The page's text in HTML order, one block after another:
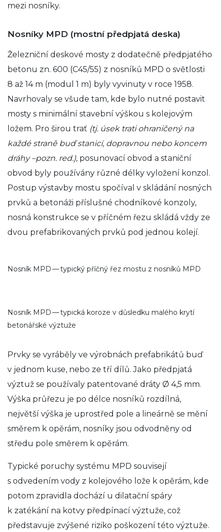
mezi nosníky.
Nosníky MPD (mostní předpjatá deska)
Železniční deskové mosty z dodatečně předpjatého
betonu zn. 600 (C45/55) z nosníků MPD o světlosti
8 až 14 m (modul 1 m) byly vyvinuty v roce 1958.
Navrhovaly se všude tam, kde bylo nutné postavit
mosty s minimální stavební výškou s kolejovým
ložem. Pro širou trať (tj. úsek trati ohraničený na
každé straně buď stanicí, dopravnou nebo koncem
dráhy –pozn. red.), posunovací obvod a staniční
obvod byly používány různé délky vyložení konzol.
Postup výstavby mostu spočíval v skládání nosných
prvků a betonáži příslušné chodníkové konzoly,
nosná konstrukce se v příčném řezu skládá vždy ze
dvou prefabrikovaných prvků pod jednou kolejí.
Nosník MPD — typický příčný řez mostu z nosníků MPD
Nosník MPD — typická koroze v důsledku malého krytí
betonářské výztuže
Prvky se vyráběly ve výrobnách prefabrikátů buď
v jednom kuse, nebo ze tří dílů. Jako předpjatá
výztuž se používaly patentované dráty Ø 4,5 mm.
Výška průřezu je po délce nosníků rozdílná,
největší výška je uprostřed pole a lineárně se mění
směrem k opěrám, nosníky jsou odvodněny od
středu pole směrem k opěrám.
Typické poruchy systému MPD souvisejí
s odvedením vody z kolejového lože k opěrám, kde
potom zpravidla dochází u dilatační spáry
k zatékání na kotvy předpínací výztuže, což
představuje zvýšené riziko poškození této výztuže.